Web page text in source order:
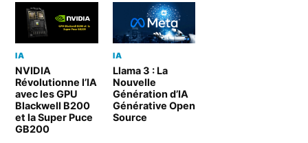
IA
NVIDIA
Révolutionne l’IA
avec les GPU
Blackwell B200
et la Super Puce
GB200
IA
Llama 3 : La
Nouvelle
Génération d’IA
Générative Open
Source